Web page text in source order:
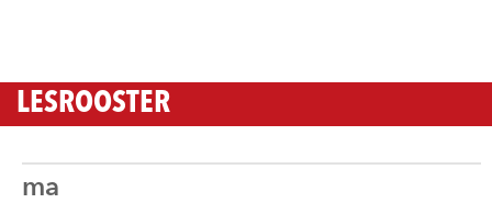
LESROOSTER
ma